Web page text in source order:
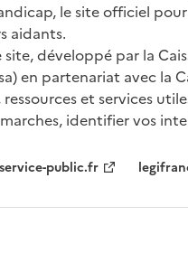
le site officiel
aidants.
site, développé par la
en partenariat avec la
et services
identifier vos
partenaires
service-public.fr